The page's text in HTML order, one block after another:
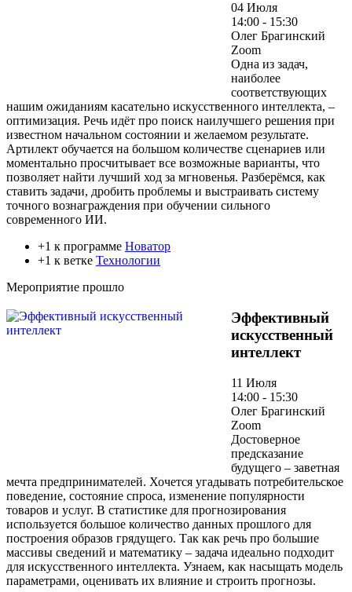
04 Июля
14:00 - 15:30
Олег Брагинский
Zoom
Одна из задач,
наиболее
соответствующих
нашим ожиданиям касательно искусственного интеллекта, –
оптимизация. Речь идёт про поиск наилучшего решения при
известном начальном состоянии и желаемом результате.
Артилект обучается на большом количестве сценариев или
моментально просчитывает все возможные варианты, что
позволяет найти лучший ход за мгновенья. Разберёмся, как
ставить задачи, дробить проблемы и выстраивать систему
точного вознаграждения при обучении сильного
современного ИИ.
+1 к программе Новатор
+1 к ветке Технологии
Мероприятие прошло
Эффективный
искусственный
интеллект
11 Июля
14:00 - 15:30
Олег Брагинский
Zoom
Достоверное
предсказание
будущего – заветная
мечта предпринимателей. Хочется угадывать потребительское
поведение, состояние спроса, изменение популярности
товаров и услуг. В статистике для прогнозирования
используется большое количество данных прошлого для
построения образов грядущего. Так как речь про большие
массивы сведений и математику – задача идеально подходит
для искусственного интеллекта. Узнаем, как насыщать модель
параметрами, оценивать их влияние и строить прогнозы.